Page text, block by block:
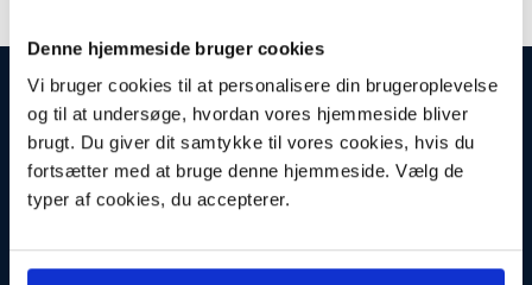
Denne hjemmeside bruger cookies
Vi bruger cookies til at personalisere din brugeroplevelse
og til at undersøge, hvordan vores hjemmeside bliver
brugt. Du giver dit samtykke til vores cookies, hvis du
fortsætter med at bruge denne hjemmeside. Vælg de
typer af cookies, du accepterer.
INFORMATIONER
Fortrydelsesret
Firma profil
Kontakt os
Betingelser & Vilkår
Loyalitetsrabat. Rabat til faste kunder
Oversigt
Fragt og Levering